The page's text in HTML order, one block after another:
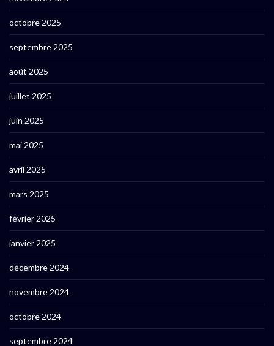
octobre 2025
septembre 2025
août 2025
juillet 2025
juin 2025
mai 2025
avril 2025
mars 2025
février 2025
janvier 2025
décembre 2024
novembre 2024
octobre 2024
septembre 2024